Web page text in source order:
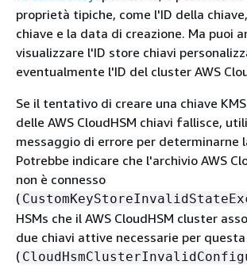
proprietà tipiche, come l'ID della
chiave e la data di creazione. Ma puoi
visualizzare l'ID store chiavi
eventualmente l'ID del cluster AWS
Se il tentativo di creare una chiave
delle AWS CloudHSM chiavi fallisce,
messaggio di errore per determinarne
Potrebbe indicare che l'archivio AWS
non è connesso
(
HSMs che il AWS CloudHSM cluster
due chiavi attive necessarie per
(